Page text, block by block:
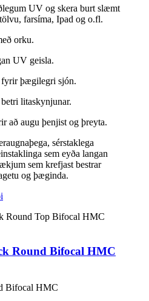
UV og skera burt slæmt
farsíma, Ipad og o.fl.
orku.
UV geisla.
þægilegri sjón.
litaskynjunar.
að augu þenjist og þreyta.
sérstaklega
sem eyða langan
sem krefjast bestrar
og þæginda.
Round Bifocal HMC
Bifocal HMC